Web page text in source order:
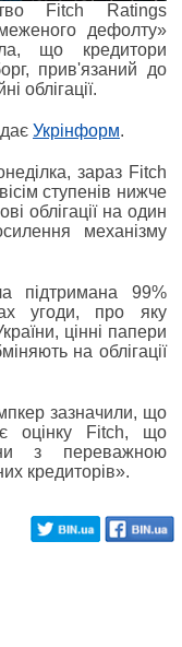
Fitch Ratings
дефолту»
що кредитори
прив'язаний до
облігації.
Укрінформ.
зараз Fitch
ступенів нижче
облігації на один
механізму
підтримана 99%
угоди, про яку
цінні папери
на облігації
зазначили, що
оцінку Fitch, що
з переважною
кредиторів».